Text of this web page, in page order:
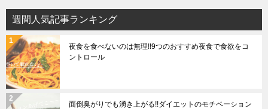
週間人気記事ランキング
夜食を食べないのは無理!!9つのおすすめ夜食で食欲をコ
ントロール
面倒臭がりでも湧き上がる!!ダイエットのモチベーション